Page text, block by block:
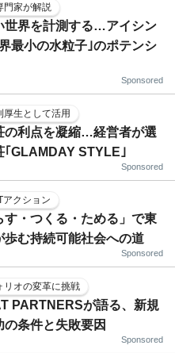
門家が解説
世界を計測する…アイシン
最小の水粒子｣のポテンシ
Sponsored
厚生として活用
の利点を凝縮…経営者が選
｢GLAMDAY STYLE｣
Sponsored
アクション
す・つくる・ためる」で東
歩む持続可能社会への道
Sponsored
リオの変革に挑戦
PARTNERSが語る、新規
条件と失敗要因
Sponsored